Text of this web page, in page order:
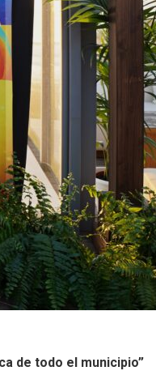
de todo el municipio”